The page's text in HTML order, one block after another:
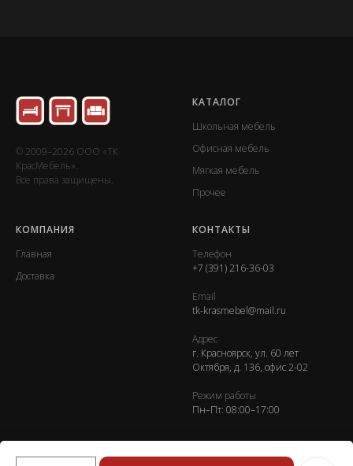
© 2009–2026 ООО «ТК
КрасМебель».
Все права защищены.
КАТАЛОГ
Школьная мебель
Офисная мебель
Мягкая мебель
Прочее
КОМПАНИЯ
Главная
Доставка
КОНТАКТЫ
Телефон
+7 (391) 216-36-03
Email
tk-krasmebel@mail.ru
Адрес
г. Красноярск, ул. 60 лет
Октября, д. 136, офис 2-02
Режим работы
Пн–Пт: 08:00–17:00